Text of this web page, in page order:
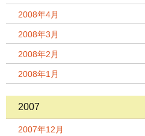
2008年4月
2008年3月
2008年2月
2008年1月
2007
2007年12月